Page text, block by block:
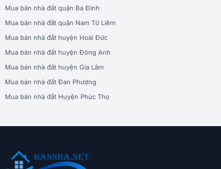
Mua bán nhà đất quận Ba Đình
Mua bán nhà đất quận Nam Từ Liêm
Mua bán nhà đất huyện Hoài Đức
Mua bán nhà đất huyện Đông Anh
Mua bán nhà đất huyện Gia Lâm
Mua bán nhà đất Đan Phượng
Mua bán nhà đất Huyện Phúc Thọ